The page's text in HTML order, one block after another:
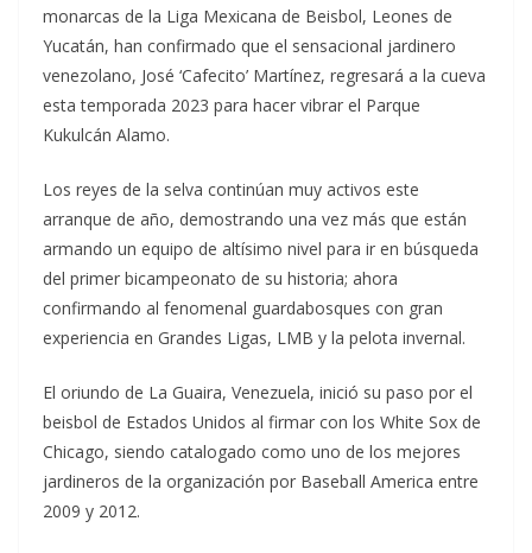
monarcas de la Liga Mexicana de Beisbol, Leones de
Yucatán, han confirmado que el sensacional jardinero
venezolano, José ‘Cafecito’ Martínez, regresará a la cueva
esta temporada 2023 para hacer vibrar el Parque
Kukulcán Alamo.
Los reyes de la selva continúan muy activos este
arranque de año, demostrando una vez más que están
armando un equipo de altísimo nivel para ir en búsqueda
del primer bicampeonato de su historia; ahora
confirmando al fenomenal guardabosques con gran
experiencia en Grandes Ligas, LMB y la pelota invernal.
El oriundo de La Guaira, Venezuela, inició su paso por el
beisbol de Estados Unidos al firmar con los White Sox de
Chicago, siendo catalogado como uno de los mejores
jardineros de la organización por Baseball America entre
2009 y 2012.